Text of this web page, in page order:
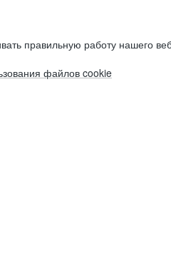
правильную работу нашего
файлов cookie